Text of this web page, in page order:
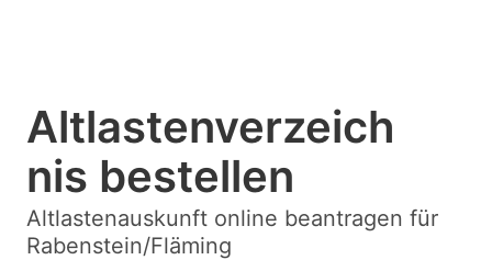
Altlastenverzeich
nis bestellen
Altlastenauskunft online beantragen für
Rabenstein/Fläming